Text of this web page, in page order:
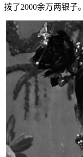
拨了2000余万两银子。